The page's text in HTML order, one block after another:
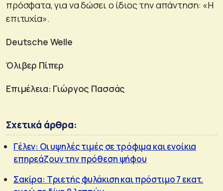
πρόσφατα, για να δώσει ο ίδιος την απάντηση: «Η
επιτυχία».
Deutsche Welle
Όλιβερ Πίπερ
Επιμέλεια: Γιώργος Πασσάς
Σχετικά άρθρα:
Γέλεν: Οι υψηλές τιμές σε τρόφιμα και ενοίκια
επηρεάζουν την πρόθεση ψήφου
Σακίρα: Τριετής φυλάκιση και πρόστιμο 7 εκατ.